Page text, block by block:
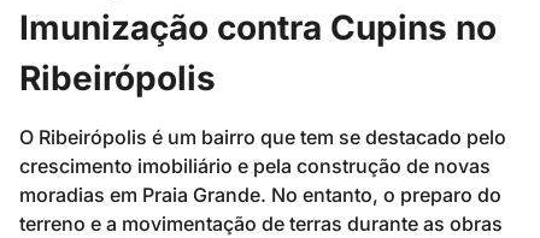
Imunização contra Cupins no
Ribeirópolis
O Ribeirópolis é um bairro que tem se destacado pelo
crescimento imobiliário e pela construção de novas
moradias em Praia Grande. No entanto, o preparo do
terreno e a movimentação de terras durante as obras